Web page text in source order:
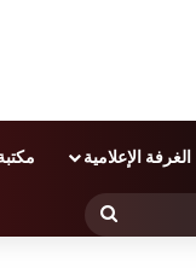
الغرفة الإعلامية
بحث